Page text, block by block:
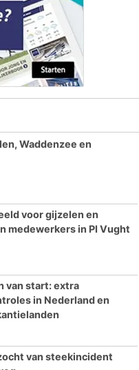
Waddenzee en
voor gijzelen en
medewerkers in PI Vught
van start: extra
in Nederland en
van steekincident